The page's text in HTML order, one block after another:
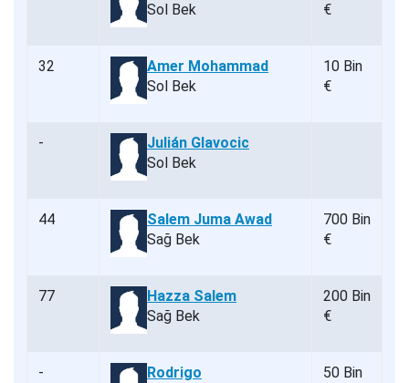
Sol Bek €
32
Amer Mohammad
Sol Bek
10 Bin
€
-
Julián Glavocic
Sol Bek
44
Salem Juma Awad
Sağ Bek
700 Bin
€
77
Hazza Salem
Sağ Bek
200 Bin
€
-
Rodrigo
50 Bin